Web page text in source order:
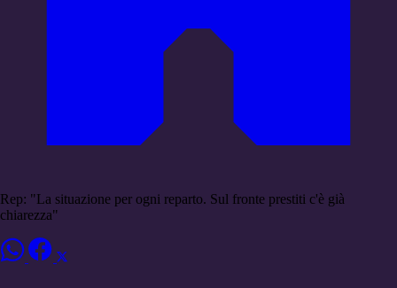
Rep: "La situazione per ogni reparto. Sul fronte prestiti c'è già
chiarezza"